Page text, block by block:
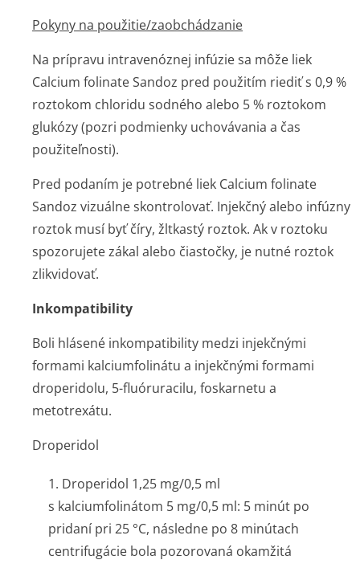
Pokyny na použitie/zaob­chádzanie
Na prípravu intravenóznej infúzie sa môže liek
Calcium folinate Sandoz pred použitím riediť s 0,9 %
roztokom chloridu sodného alebo 5 % roztokom
glukózy (pozri podmienky uchovávania a čas
použiteľnosti).
Pred podaním je potrebné liek Calcium folinate
Sandoz vizuálne skontrolovať. Injekčný alebo infúzny
roztok musí byť číry, žltkastý roztok. Ak v roztoku
spozorujete zákal alebo čiastočky, je nutné roztok
zlikvidovať.
Inkompatibility
Boli hlásené inkompatibility medzi injekčnými
formami kalciumfolinátu a injekčnými formami
droperidolu, 5-fluóruracilu, foskarnetu a
metotrexátu.
Droperidol
1. Droperidol 1,25 mg/0,5 ml
s kalciumfolinátom 5 mg/0,5 ml: 5 minút po
pridaní pri 25 °C, následne po 8 minútach
centrifugácie bola pozorovaná okamžitá